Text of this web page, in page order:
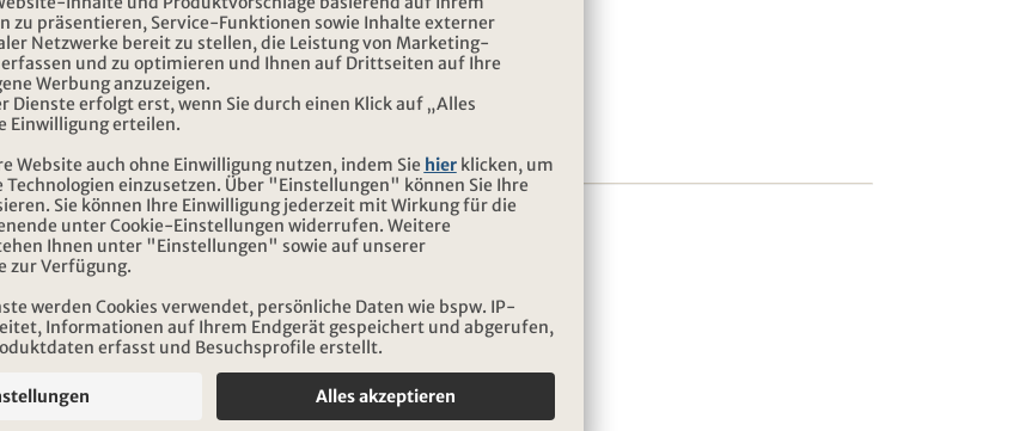
zum Tierschutz
REISEN
Highlights